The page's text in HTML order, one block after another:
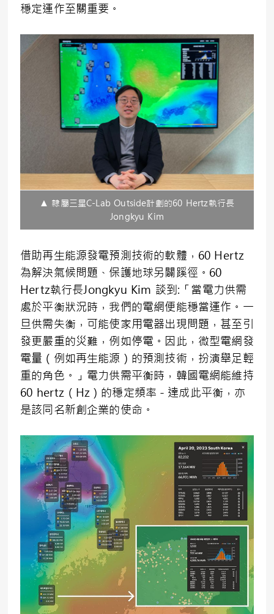
穩定運作至關重要。
▲ 隸屬三星C-Lab Outside計劃的60 Hertz執行長
Jongkyu Kim
借助再生能源發電預測技術的軟體，60 Hertz
為解決氣候問題、保護地球另闢蹊徑。60
Hertz執行長Jongkyu Kim 談到:「當電力供需
處於平衡狀況時，我們的電網便能穩當運作。一
旦供需失衡，可能使家用電器出現問題，甚至引
發更嚴重的災難，例如停電。因此，微型電網發
電量（例如再生能源）的預測技術，扮演舉足輕
重的角色。」電力供需平衡時，韓國電網能維持
60 hertz（Hz）的穩定頻率－達成此平衡，亦
是該同名新創企業的使命。